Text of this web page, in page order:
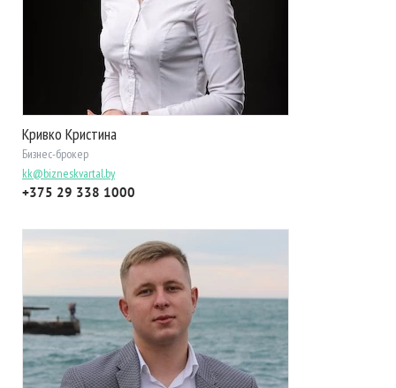
Кривко Кристина
Бизнес-брокер
kk@bizneskvartal.by
+375 29 338 1000